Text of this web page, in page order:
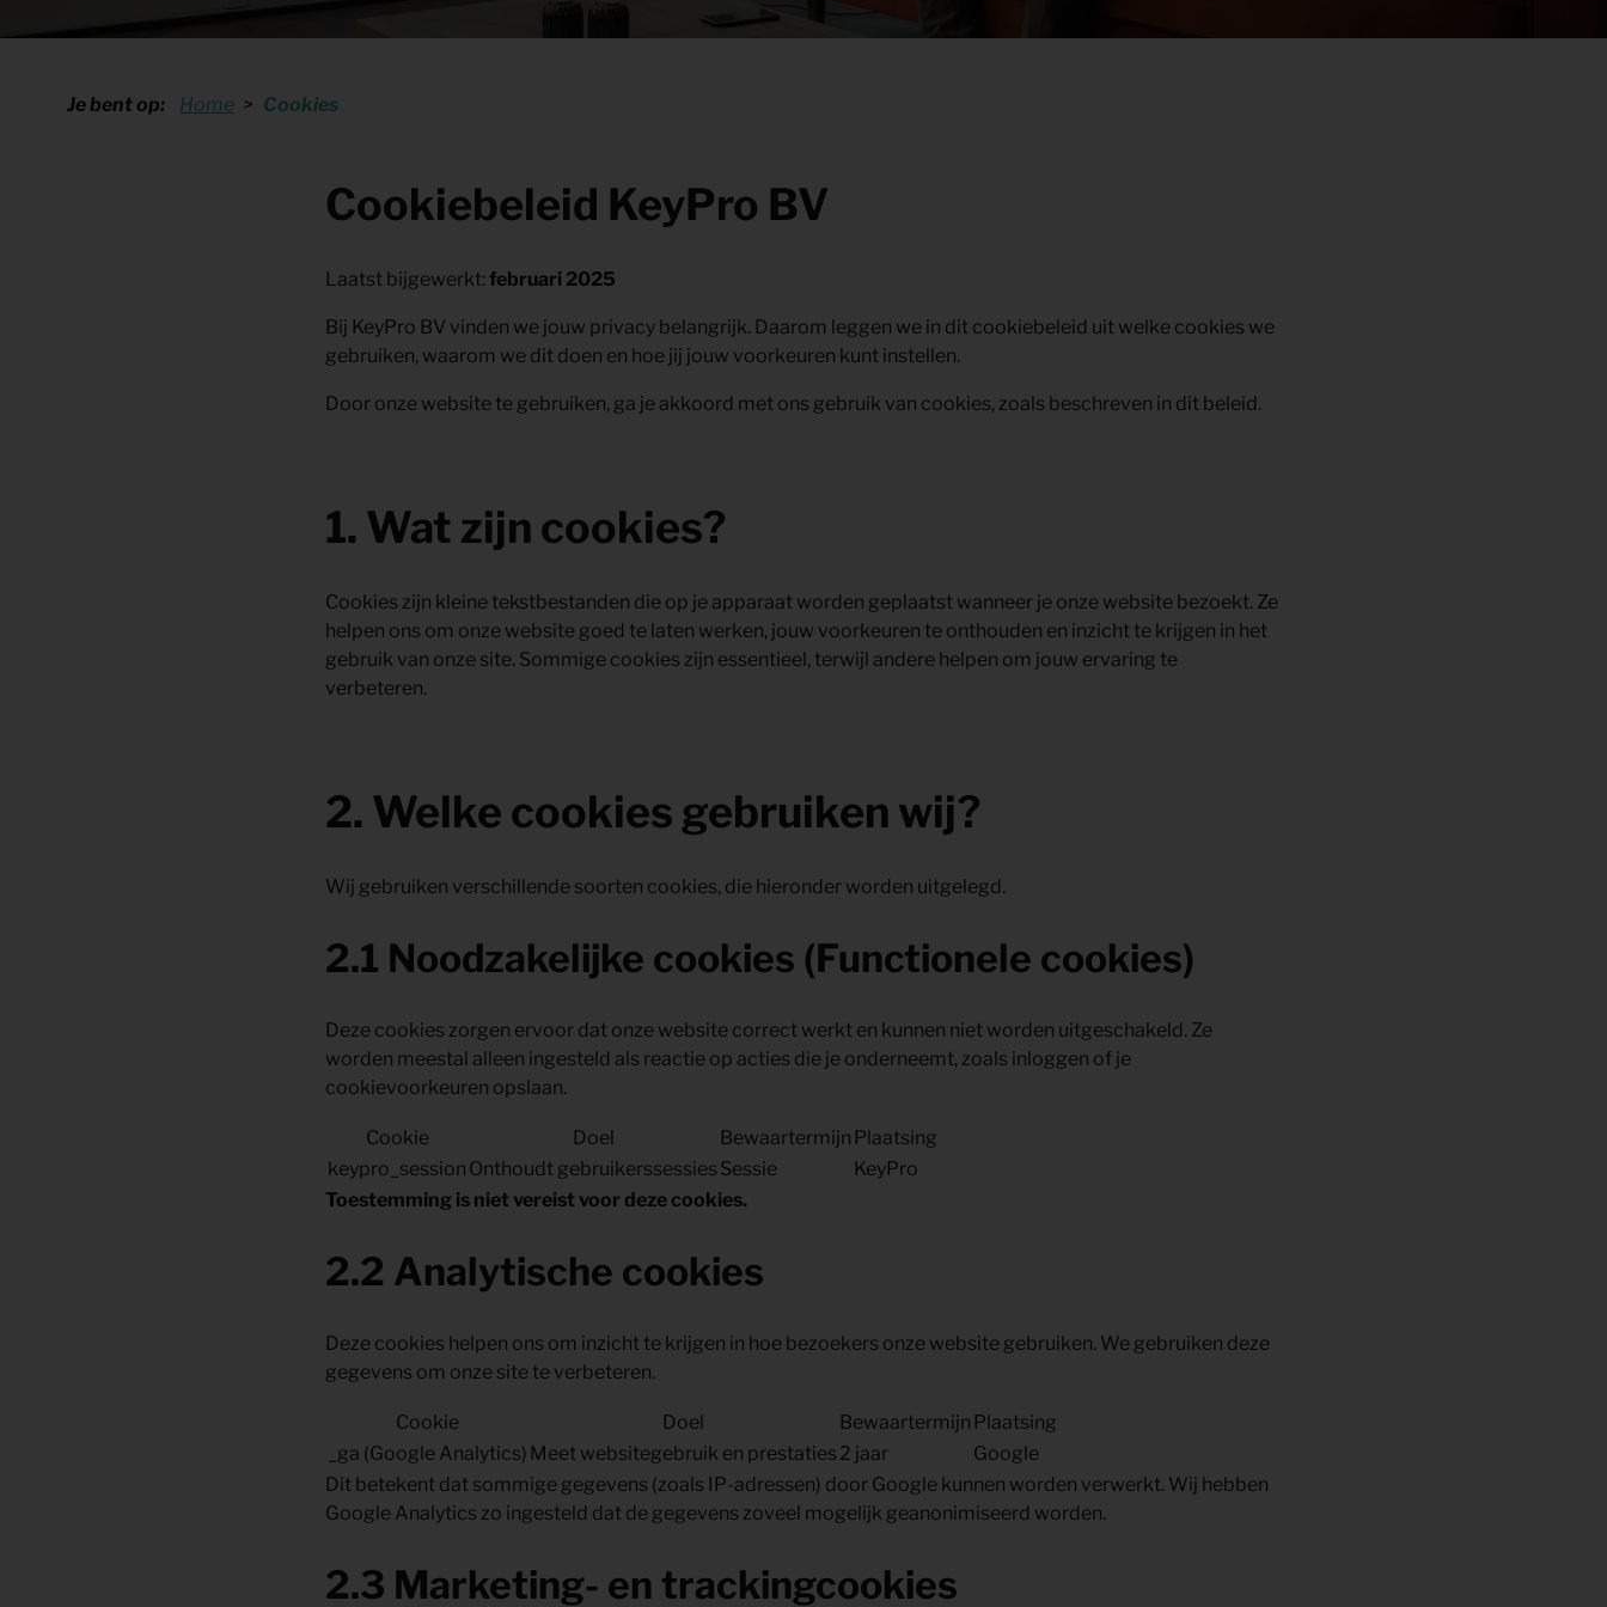
Je bent op: Home Cookies
Cookiebeleid KeyPro BV
Laatst bijgewerkt: februari 2025
Bij KeyPro BV vinden we jouw privacy belangrijk. Daarom leggen we in dit cookiebeleid uit welke cookies we
gebruiken, waarom we dit doen en hoe jij jouw voorkeuren kunt instellen.
Door onze website te gebruiken, ga je akkoord met ons gebruik van cookies, zoals beschreven in dit beleid.
1. Wat zijn cookies?
Cookies zijn kleine tekstbestanden die op je apparaat worden geplaatst wanneer je onze website bezoekt. Ze
helpen ons om onze website goed te laten werken, jouw voorkeuren te onthouden en inzicht te krijgen in het
gebruik van onze site. Sommige cookies zijn essentieel, terwijl andere helpen om jouw ervaring te
verbeteren.
2. Welke cookies gebruiken wij?
Wij gebruiken verschillende soorten cookies, die hieronder worden uitgelegd.
2.1 Noodzakelijke cookies (Functionele cookies)
Deze cookies zorgen ervoor dat onze website correct werkt en kunnen niet worden uitgeschakeld. Ze
worden meestal alleen ingesteld als reactie op acties die je onderneemt, zoals inloggen of je
cookievoorkeuren opslaan.
Cookie Doel Bewaartermijn Plaatsing
keypro_session Onthoudt gebruikerssessies Sessie
KeyPro
Toestemming is niet vereist voor deze cookies.
2.2 Analytische cookies
Deze cookies helpen ons om inzicht te krijgen in hoe bezoekers onze website gebruiken. We gebruiken deze
gegevens om onze site te verbeteren.
Cookie Doel Bewaartermijn Plaatsing
_ga (Google Analytics) Meet websitegebruik en prestaties 2 jaar
Google
Dit betekent dat sommige gegevens (zoals IP-adressen) door Google kunnen worden verwerkt. Wij hebben
Google Analytics zo ingesteld dat de gegevens zoveel mogelijk geanonimiseerd worden.
2.3 Marketing- en trackingcookies